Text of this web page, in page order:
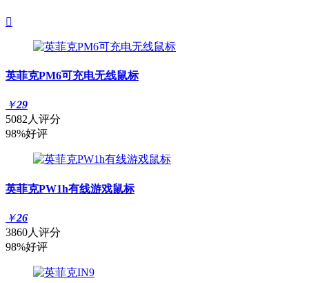

英菲克PM6可充电无线鼠标
￥29
5082人评分
98%好评
英菲克PW1h有线游戏鼠标
￥26
3860人评分
98%好评